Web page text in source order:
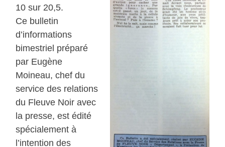
10 sur 20,5.
Ce bulletin
d’informations
bimestriel préparé
par Eugène
Moineau, chef du
service des relations
du Fleuve Noir avec
la presse, est édité
spécialement à
l’intention des